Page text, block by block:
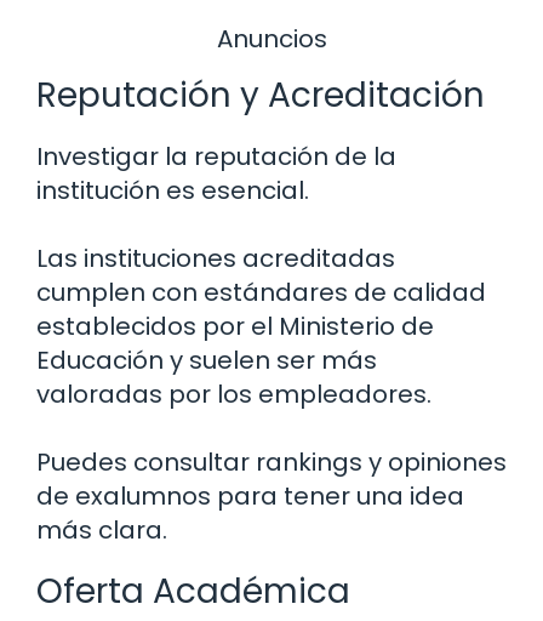
Anuncios
Reputación y Acreditación
Investigar la reputación de la
institución es esencial.
Las instituciones acreditadas
cumplen con estándares de calidad
establecidos por el Ministerio de
Educación y suelen ser más
valoradas por los empleadores.
Puedes consultar rankings y opiniones
de exalumnos para tener una idea
más clara.
Oferta Académica